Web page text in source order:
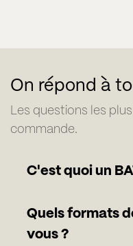
On répond à
Les questions les
commande.
C'est quoi un
Quels formats
vous ?